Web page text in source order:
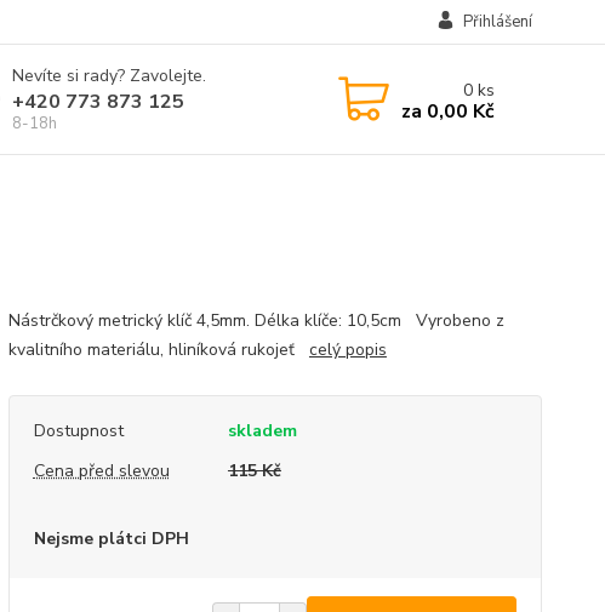
Přihlášení
Nevíte si rady? Zavolejte.
+420 773 873 125
8-18h
0ks
za 0,00 Kč
Nástrčkový metrický klíč 4,5mm. Délka klíče: 10,5cm Vyrobeno z
kvalitního materiálu, hliníková rukojeť celý popis
Dostupnost
skladem
Cena před slevou
115 Kč
Nejsme plátci DPH